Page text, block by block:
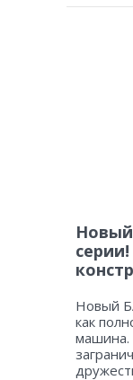
Новый
как
машина.